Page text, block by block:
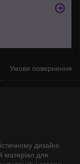
Умови повернення
дизайні.
матеріал для